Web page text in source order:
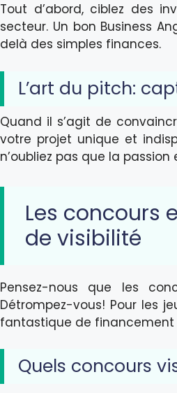
Tout d’abord, ciblez des
secteur. Un bon Business
delà des simples finances.
L’art du pitch:
Quand il s’agit de
votre projet unique et
n’oubliez pas que la
Les concours
de visibilité
Pensez-nous que les
Détrompez-vous! Pour les
fantastique de financement
Quels concours